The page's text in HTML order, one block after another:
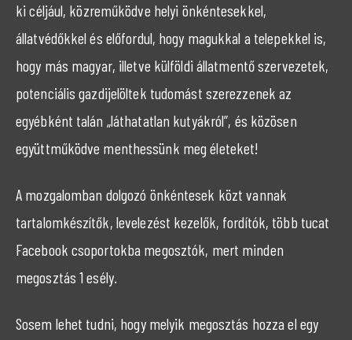
ki céljául, közreműködve helyi önkéntesekkel,
állatvédőkkel és előfordul, hogy magukkal a telepekkel is,
hogy más magyar, illetve külföldi állatmentő szervezetek,
potenciális gazdijelöltek tudomást szerezzenek az
egyébként talán „láthatatlan kutyákról”, és közösen
együttműködve menthessünk meg életeket!
A mozgalomban dolgozó önkéntesek közt vannak
tartalomkészítők, levelezést kezelők, fordítók, több tucat
Facebook csoportokba megosztók, mert minden
megosztás 1 esély.
Sosem lehet tudni, hogy melyik megosztás hozza el egy